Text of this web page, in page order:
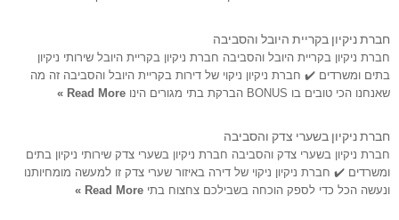
חברת ניקיון בקריית היובל והסביבה
חברת ניקיון בקריית היובל והסביבה חברת ניקיון בקריית היובל שירותי ניקיון
בתים ומשרדים ✔️ חברת ניקיון ניקוי של דירות בקריית היובל והסביבה זה מה
שאנחנו הכי טובים בו BONUS הברקת בתי מגורים הינו
Read More »
חברת ניקיון בשערי צדק והסביבה
חברת ניקיון בשערי צדק והסביבה חברת ניקיון בשערי צדק שירותי ניקיון בתים
ומשרדים ✔️ חברת ניקיון ניקוי של דירה באיזור שערי צדק זו למעשה מומחיותנו
ונעשה הכל כדי לספק הוכחה בשבילכם צחצוח בתי Read More »